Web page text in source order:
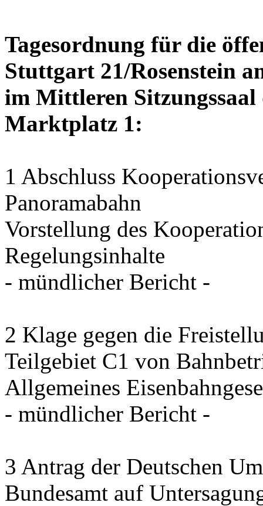
Tagesordnung für die
Stuttgart 21/Rosenstein
im Mittleren Sitzungssaal
Marktplatz 1:
1 Abschluss
Panoramabahn
Vorstellung des
Regelungsinhalte
- mündlicher Bericht -
2 Klage gegen die
Teilgebiet C1 von
Allgemeines
- mündlicher Bericht -
3 Antrag der Deutschen
Bundesamt auf